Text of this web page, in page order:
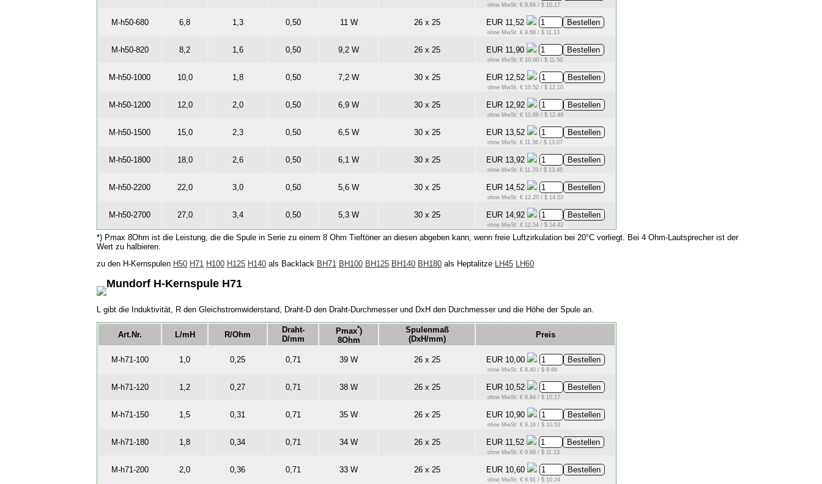
ohne MwSt: € 8.84 / $ 10.17
M-h50-680 6,8 1,3 0,50 11 W 26 x 25 EUR 11,52
ohne MwSt: € 9.68 / $ 11.13
M-h50-820 8,2 1,6 0,50 9,2 W 26 x 25 EUR 11,90
ohne MwSt: € 10.00 / $ 11.50
M-h50-1000 10,0 1,8 0,50 7,2 W 30 x 25 EUR 12,52
ohne MwSt: € 10.52 / $ 12.10
M-h50-1200 12,0 2,0 0,50 6,9 W 30 x 25 EUR 12,92
ohne MwSt: € 10.86 / $ 12.49
M-h50-1500 15,0 2,3 0,50 6,5 W 30 x 25 EUR 13,52
ohne MwSt: € 11.36 / $ 13.07
M-h50-1800 18,0 2,6 0,50 6,1 W 30 x 25 EUR 13,92
ohne MwSt: € 11.70 / $ 13.45
M-h50-2200 22,0 3,0 0,50 5,6 W 30 x 25 EUR 14,52
ohne MwSt: € 12.20 / $ 14.03
M-h50-2700 27,0 3,4 0,50 5,3 W 30 x 25 EUR 14,92
ohne MwSt: € 12.54 / $ 14.42
*) Pmax 8Ohm ist die Leistung, die die Spule in Serie zu einem 8 Ohm Tieftöner an diesen abgeben kann, wenn freie Luftzirkulation bei 20°C vorliegt. Bei 4 Ohm-Lautsprecher ist der
Wert zu halbieren.
zu den H-Kernspulen H50 H71 H100 H125 H140 als Backlack BH71 BH100 BH125 BH140 BH180 als Heptalitze LH45 LH60
Mundorf H-Kernspule H71
L gibt die Induktivität, R den Gleichstromwiderstand, Draht-D den Draht-Durchmesser und DxH den Durchmesser und die Höhe der Spule an.
Art.Nr. L/mH R/Ohm
Draht-
D/mm
Pmax*)
8Ohm
Spulenmaß
(DxH/mm)
Preis
M-h71-100 1,0 0,25 0,71 39 W 26 x 25 EUR 10,00
ohne MwSt: € 8.40 / $ 9.66
M-h71-120 1,2 0,27 0,71 38 W 26 x 25 EUR 10,52
ohne MwSt: € 8.84 / $ 10.17
M-h71-150 1,5 0,31 0,71 35 W 26 x 25 EUR 10,90
ohne MwSt: € 9.16 / $ 10.53
M-h71-180 1,8 0,34 0,71 34 W 26 x 25 EUR 11,52
ohne MwSt: € 9.68 / $ 11.13
M-h71-200 2,0 0,36 0,71 33 W 26 x 25 EUR 10,60
ohne MwSt: € 8.91 / $ 10.24